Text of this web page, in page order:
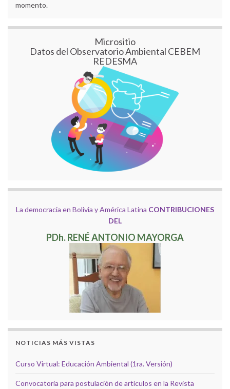
momento.
Micrositio
Datos del Observatorio Ambiental CEBEM
REDESMA
La democracia en Bolivia y América Latina CONTRIBUCIONES
DEL
PDh. RENÉ ANTONIO MAYORGA
NOTICIAS MÁS VISTAS
Curso Virtual: Educación Ambiental (1ra. Versión)
Convocatoria para postulación de artículos en la Revista